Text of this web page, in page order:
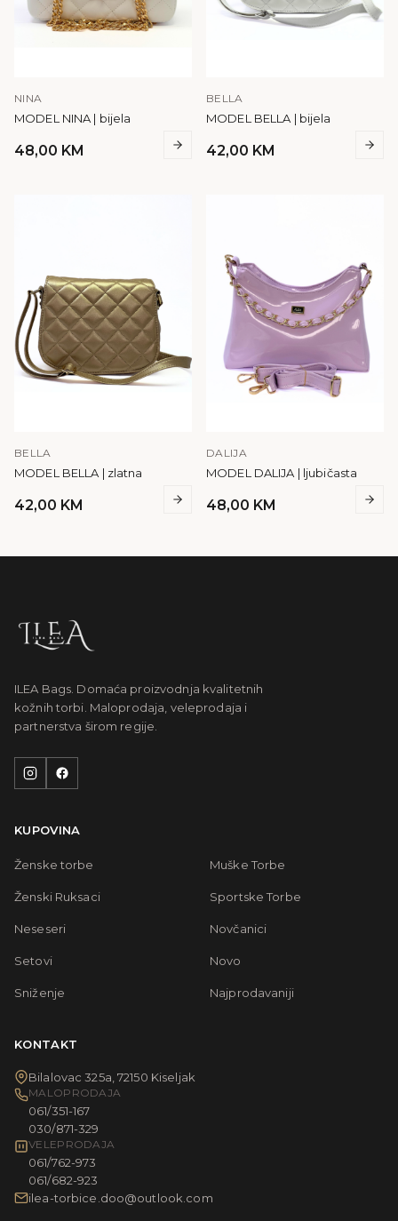
NINA
MODEL NINA | bijela
48,00 KM
BELLA
MODEL BELLA | bijela
42,00 KM
BELLA
MODEL BELLA | zlatna
42,00 KM
DALIJA
MODEL DALIJA | ljubičasta
48,00 KM
ILEA Bags. Domaća proizvodnja kvalitetnih
kožnih torbi. Maloprodaja, veleprodaja i
partnerstva širom regije.
KUPOVINA
Ženske torbe Muške Torbe
Ženski Ruksaci Sportske Torbe
Neseseri Novčanici
Setovi Novo
Sniženje Najprodavaniji
KONTAKT
Bilalovac 325a, 72150 Kiseljak
MALOPRODAJA
061/351-167
030/871-329
VELEPRODAJA
061/762-973
061/682-923
ilea-torbice.doo@outlook.com